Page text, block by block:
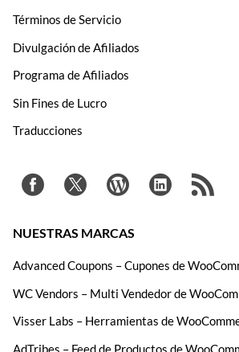
Términos de Servicio
Divulgación de Afiliados
Programa de Afiliados
Sin Fines de Lucro
Traducciones
NUESTRAS MARCAS
Advanced Coupons – Cupones de
WC Vendors – Multi Vendedor de
Visser Labs – Herramientas de
AdTribes – Feed de Productos de